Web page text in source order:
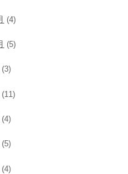
(4)
(5)
(3)
(11)
(4)
(5)
(4)